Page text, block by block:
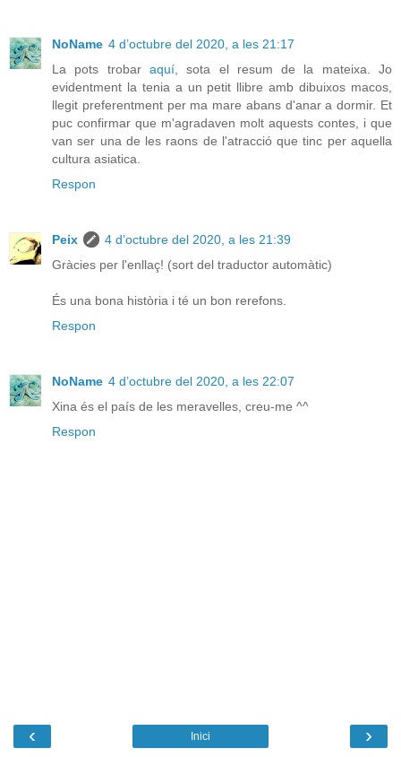
NoName 4 d’octubre del 2020, a les 21:17
La pots trobar aquí, sota el resum de la mateixa. Jo
evidentment la tenia a un petit llibre amb dibuixos macos,
llegit preferentment per ma mare abans d'anar a dormir. Et
puc confirmar que m'agradaven molt aquests contes, i que
van ser una de les raons de l'atracció que tinc per aquella
cultura asiatica.
Respon
Peix
4 d’octubre del 2020, a les 21:39
Gràcies per l'enllaç! (sort del traductor automàtic)
És una bona història i té un bon rerefons.
Respon
NoName 4 d’octubre del 2020, a les 22:07
Xina és el país de les meravelles, creu-me ^^
Respon
‹ ›
Inici